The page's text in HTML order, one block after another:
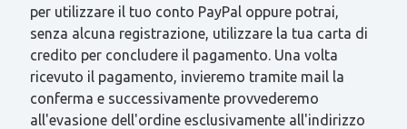
per utilizzare il tuo conto PayPal oppure potrai,
senza alcuna registrazione, utilizzare la tua carta di
credito per concludere il pagamento. Una volta
ricevuto il pagamento, invieremo tramite mail la
conferma e successivamente provvederemo
all'evasione dell'ordine esclusivamente all'indirizzo